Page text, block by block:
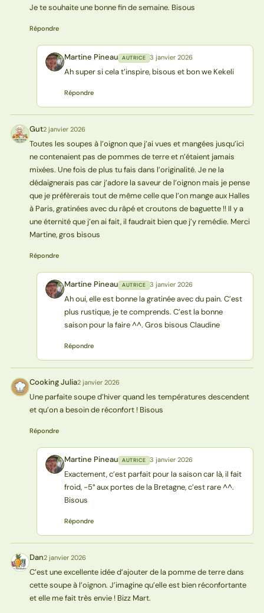
Je te souhaite une bonne fin de semaine. Bisous
Répondre
MP Martine Pineau AUTRICE 3 janvier 2026
Ah super si cela t’inspire, bisous et bon we Kekeli
Répondre
G Gut2 janvier 2026
Toutes les soupes à l’oignon que j’ai vues et mangées jusqu’ici
ne contenaient pas de pommes de terre et n’étaient jamais
mixées. Une fois de plus tu fais dans l’originalité. Je ne la
dédaignerais pas car j’adore la saveur de l’oignon mais je pense
que je préfèrerais tout de même celle que l’on mange aux Halles
à Paris, gratinées avec du râpé et croutons de baguette !! Il y a
une éternité que j’en ai fait, il faudrait bien que j’y remédie. Merci
Martine, gros bisous
Répondre
MP Martine Pineau AUTRICE 3 janvier 2026
Ah oui, elle est bonne la gratinée avec du pain. C’est
plus rustique, je te comprends. C’est la bonne
saison pour la faire ^^. Gros bisous Claudine
Répondre
CJ Cooking Julia2 janvier 2026
Une parfaite soupe d’hiver quand les températures descendent
et qu’on a besoin de réconfort ! Bisous
Répondre
MP Martine Pineau AUTRICE 3 janvier 2026
Exactement, c’est parfait pour la saison car là, il fait
froid, -5° aux portes de la Bretagne, c’est rare ^^.
Bisous
Répondre
D Dan2 janvier 2026
C’est une excellente idée d’ajouter de la pomme de terre dans
cette soupe à l’oignon. J’imagine qu’elle est bien réconfortante
et elle me fait très envie ! Bizz Mart.